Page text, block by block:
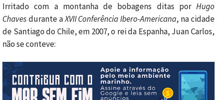
Irritado com a montanha de bobagens ditas por Hugo
Chavesdurante aXVII Conferência Ibero-Americana, na cidade
de Santiago do Chile, em 2007, o rei da Espanha, Juan Carlos,
não se conteve: